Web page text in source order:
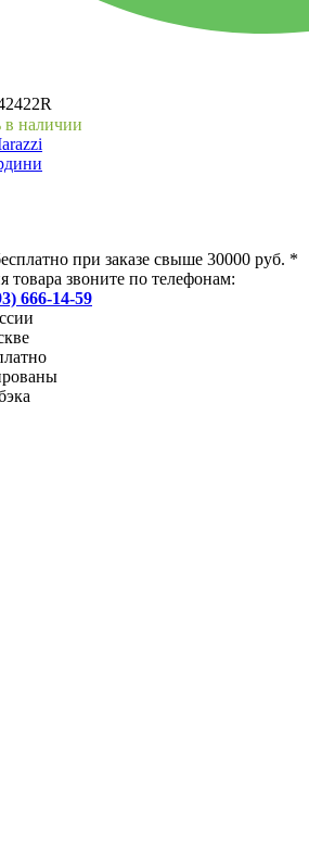
в наличии
при заказе свыше 30000 руб. *
товара звоните по телефонам:
666-14-59